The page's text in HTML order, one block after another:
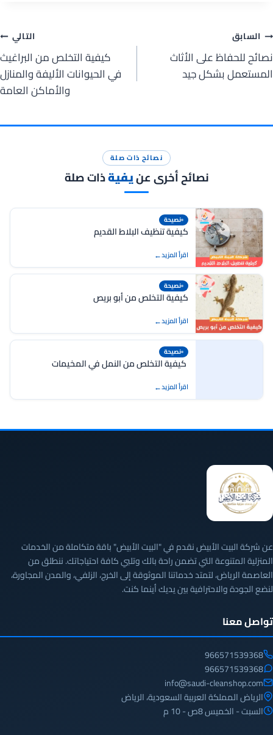
تصفّح
المقالات
السابق
نصائح للحفاظ على الأثاث
المستعمل بشكل جيد
التالي
كيفية التخلص من البراغيث
في الحيوانات الأليفة والمنازل
والأماكن العامة
نصائح ذات صلة
نصائح أخرى عنيفيةذات صلة
نصيحة
كيفية تنظيف البلاط القديم
اقرأ المزيد
نصيحة
كيفية التخلص من أبو بريص
اقرأ المزيد
نصيحة
كيفية التخلص من النمل في المخيمات
اقرأ المزيد
عن شركة البيت الأبيض نقدم في "البيت الأبيض" باقة متكاملة من الخدمات
المنزلية المتنوعة التي تضمن راحة بالك وتلبي كافة احتياجاتك. ننطلق من
العاصمة الرياض، لتمتد خدماتنا الموثوقة إلى الخرج، الزلفي، والمدن المجاورة،
لنضع الجودة والاحترافية بين يديك أينما كنت.
تواصل معنا
966571539368
966571539368
info@saudi-cleanshop.com
الرياض المملكة العربية السعودية، الرياض
السبت - الخميس 8ص - 10 م